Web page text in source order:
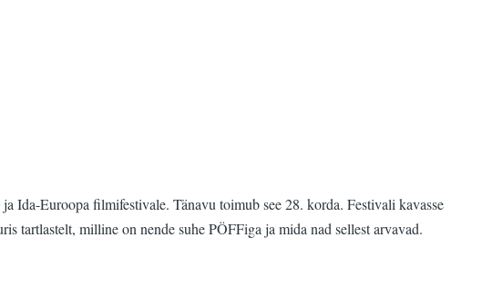
Ida-Euroopa filmifestivale. Tänavu toimub see 28. korda. Festivali kavasse
tartlastelt, milline on nende suhe PÖFFiga ja mida nad sellest arvavad.